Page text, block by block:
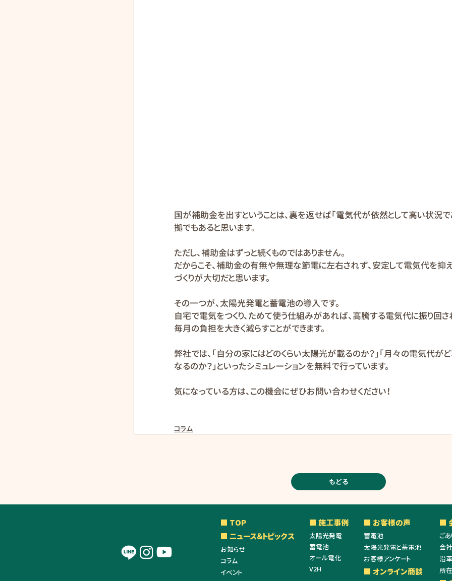
国が補助金を出すということは、裏を返せば「電気代が依然として高い状況で
拠でもあると思います。
ただし、補助金はずっと続くものではありません。
だからこそ、補助金の有無や無理な節電に左右されず、安定して電気代を抑
づくりが大切だと思います。
その一つが、太陽光発電と蓄電池の導入です。
自宅で電気をつくり、ためて使う仕組みがあれば、高騰する電気代に振り回さ
毎月の負担を大きく減らすことができます。
弊社では、「自分の家にはどのくらい太陽光が載るのか？」「月々の電気代が
なるのか？」といったシミュレーションを無料で行っています。
気になっている方は、この機会にぜひお問い合わせください！
コラム
もどる
■ TOP
■ ニュース＆トピックス
お知らせ
コラム
イベント
■ 施工事例
太陽光発電
蓄電池
オール電化
V2H
■ お客様の声
蓄電池
太陽光発電と蓄電池
お客様アンケート
■ オンライン商談
■
ご
会
沿革
所